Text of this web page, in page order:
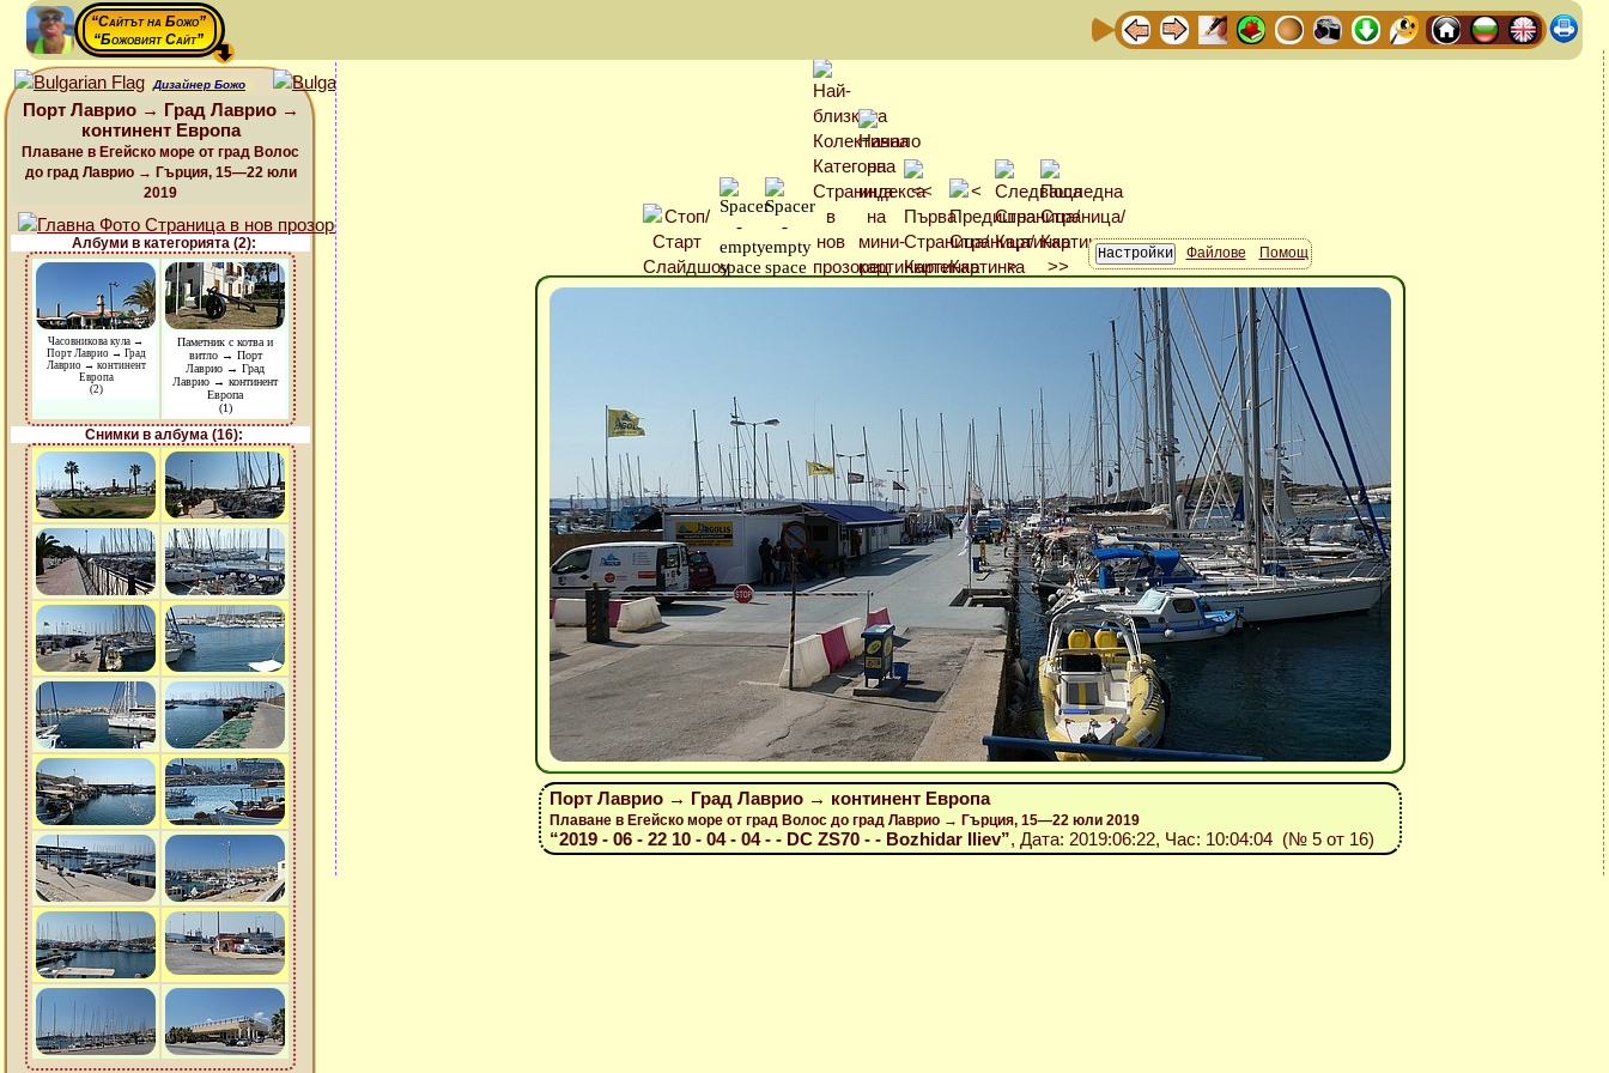
“Сайтът на Божо”
“Божовият Сайт”
Дизайнер Божо
Порт Лаврио → Град Лаврио →
континент Европа
Плаване в Егейско море от град Волос
до град Лаврио → Гърция, 15—22 юли
2019
Албуми в категорията (2):
Часовникова кула →
Порт Лаврио → Град
Лаврио → континент
Европа
(2)
Паметник с котва и
витло → Порт
Лаврио → Град
Лаврио → континент
Европа
(1)
Снимки в албума (16):
Файлове Помощ
Порт Лаврио → Град Лаврио → континент Европа
Плаване в Егейско море от град Волос до град Лаврио → Гърция, 15—22 юли 2019
“2019 - 06 - 22 10 - 04 - 04 - - DC ZS70 - - Bozhidar Iliev”, Дата: 2019:06:22, Час: 10:04:04 (№ 5 от 16)